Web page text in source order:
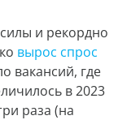
и рекордно
вырос спрос
вакансий, где
в 2023
раза (на